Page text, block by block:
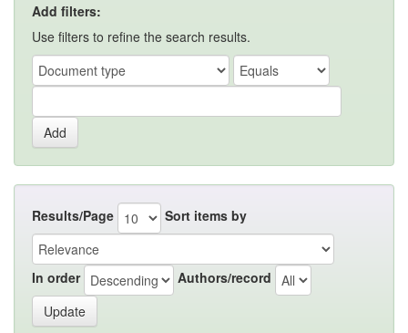
Add filters:
Use filters to refine the search results.
Results/Page Sort items by
In order Authors/record